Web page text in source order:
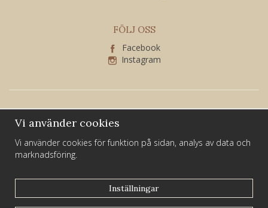
FÖLJ OSS
Facebook
Instagram
Sundsvall i över 40 år.
Du hittar oss på Kyrkogatan 21 i centrala Sundsvall.
Vi använder cookies
Vi använder cookies för funktion på sidan, analys av data och
marknadsföring.
Inställningar